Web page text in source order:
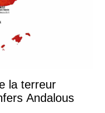
la terreur
Andalous